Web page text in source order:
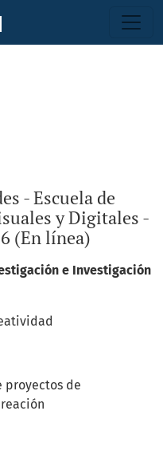
- Escuela de
y Digitales -
(En línea)
e Investigación
proyectos de